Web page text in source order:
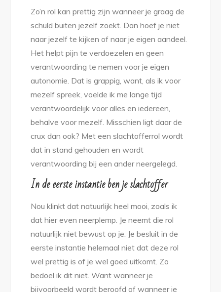
Zo’n rol kan prettig zijn wanneer je graag de
schuld buiten jezelf zoekt. Dan hoef je niet
naar jezelf te kijken of naar je eigen aandeel.
Het helpt pijn te verdoezelen en geen
verantwoording te nemen voor je eigen
autonomie. Dat is grappig, want, als ik voor
mezelf spreek, voelde ik me lange tijd
verantwoordelijk voor alles en iedereen,
behalve voor mezelf. Misschien ligt daar de
crux dan ook? Met een slachtofferrol wordt
dat in stand gehouden en wordt
verantwoording bij een ander neergelegd.
In de eerste instantie ben je slachtoffer
Nou klinkt dat natuurlijk heel mooi, zoals ik
dat hier even neerplemp. Je neemt die rol
natuurlijk niet bewust op je. Je besluit in de
eerste instantie helemaal niet dat deze rol
wel prettig is of je wel goed uitkomt. Zo
bedoel ik dit niet. Want wanneer je
bijvoorbeeld wordt beroofd of wanneer je